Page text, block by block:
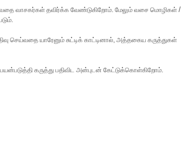
வாசகர்கள் தவிர்க்க வேண்டுகிறோம். மேலும் வசை மொழிகள் /
செய்வதை யாரேனும் சுட்டிக் காட்டினால், அத்தகைய கருத்துகள்
கருத்து பதிவிட அன்புடன் கேட்டுக்கொள்கிறோம்.